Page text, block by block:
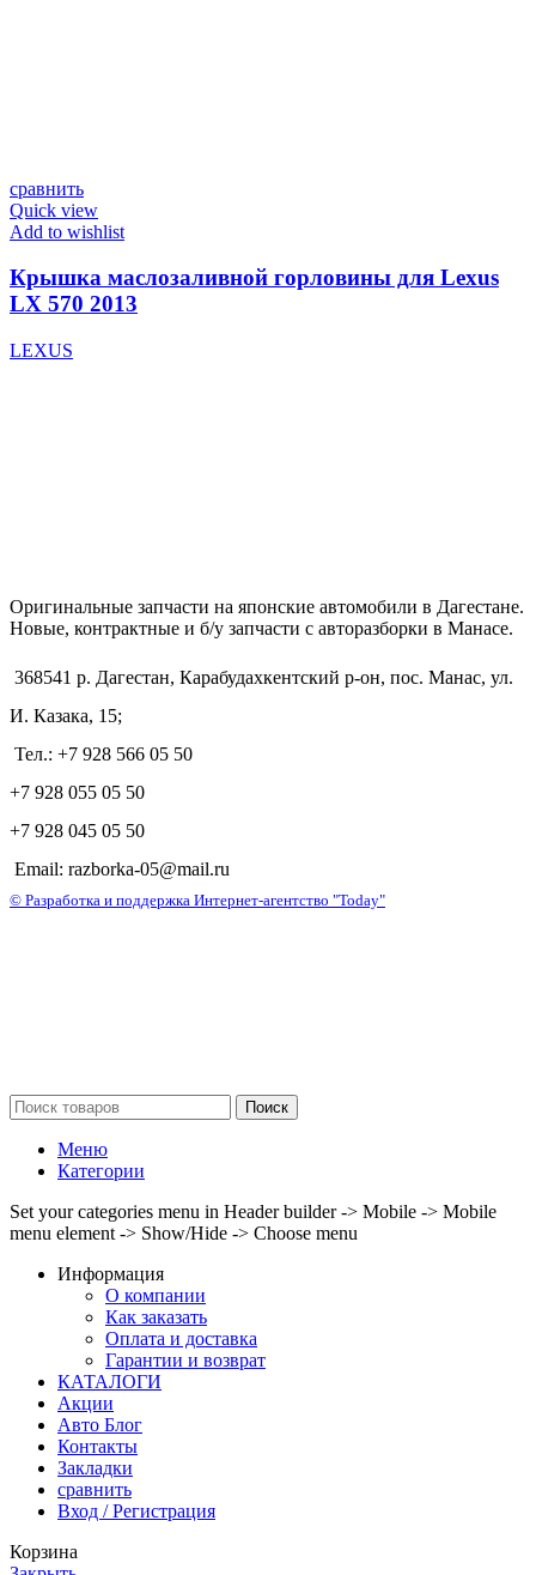
сравнить
Quick view
Add to wishlist
Крышка маслозаливной горловины для Lexus
LX 570 2013
LEXUS
Оригинальные запчасти на японские автомобили в Дагестане.
Новые, контрактные и б/у запчасти с авторазборки в Манасе.
368541 р. Дагестан, Карабудахкентский р-он, пос. Манас, ул.
И. Казака, 15;
Тел.: +7 928 566 05 50
+7 928 055 05 50
+7 928 045 05 50
Email: razborka-05@mail.ru
© Разработка и поддержка Интернет-агентство "Today"
Поиск
Меню
Категории
Set your categories menu in Header builder -> Mobile -> Mobile
menu element -> Show/Hide -> Choose menu
Информация
О компании
Как заказать
Оплата и доставка
Гарантии и возврат
КАТАЛОГИ
Акции
Авто Блог
Контакты
Закладки
сравнить
Вход / Регистрация
Корзина